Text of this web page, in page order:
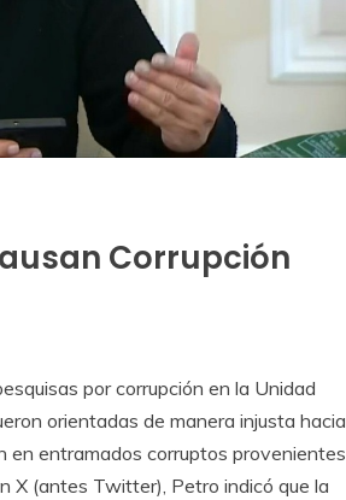
Corrupción
por corrupción en la Unidad
orientadas de manera injusta hacia
en entramados corruptos provenientes
X (antes Twitter), Petro indicó que la